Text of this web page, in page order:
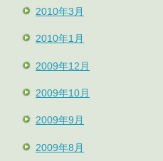
2010年3月
2010年1月
2009年12月
2009年10月
2009年9月
2009年8月